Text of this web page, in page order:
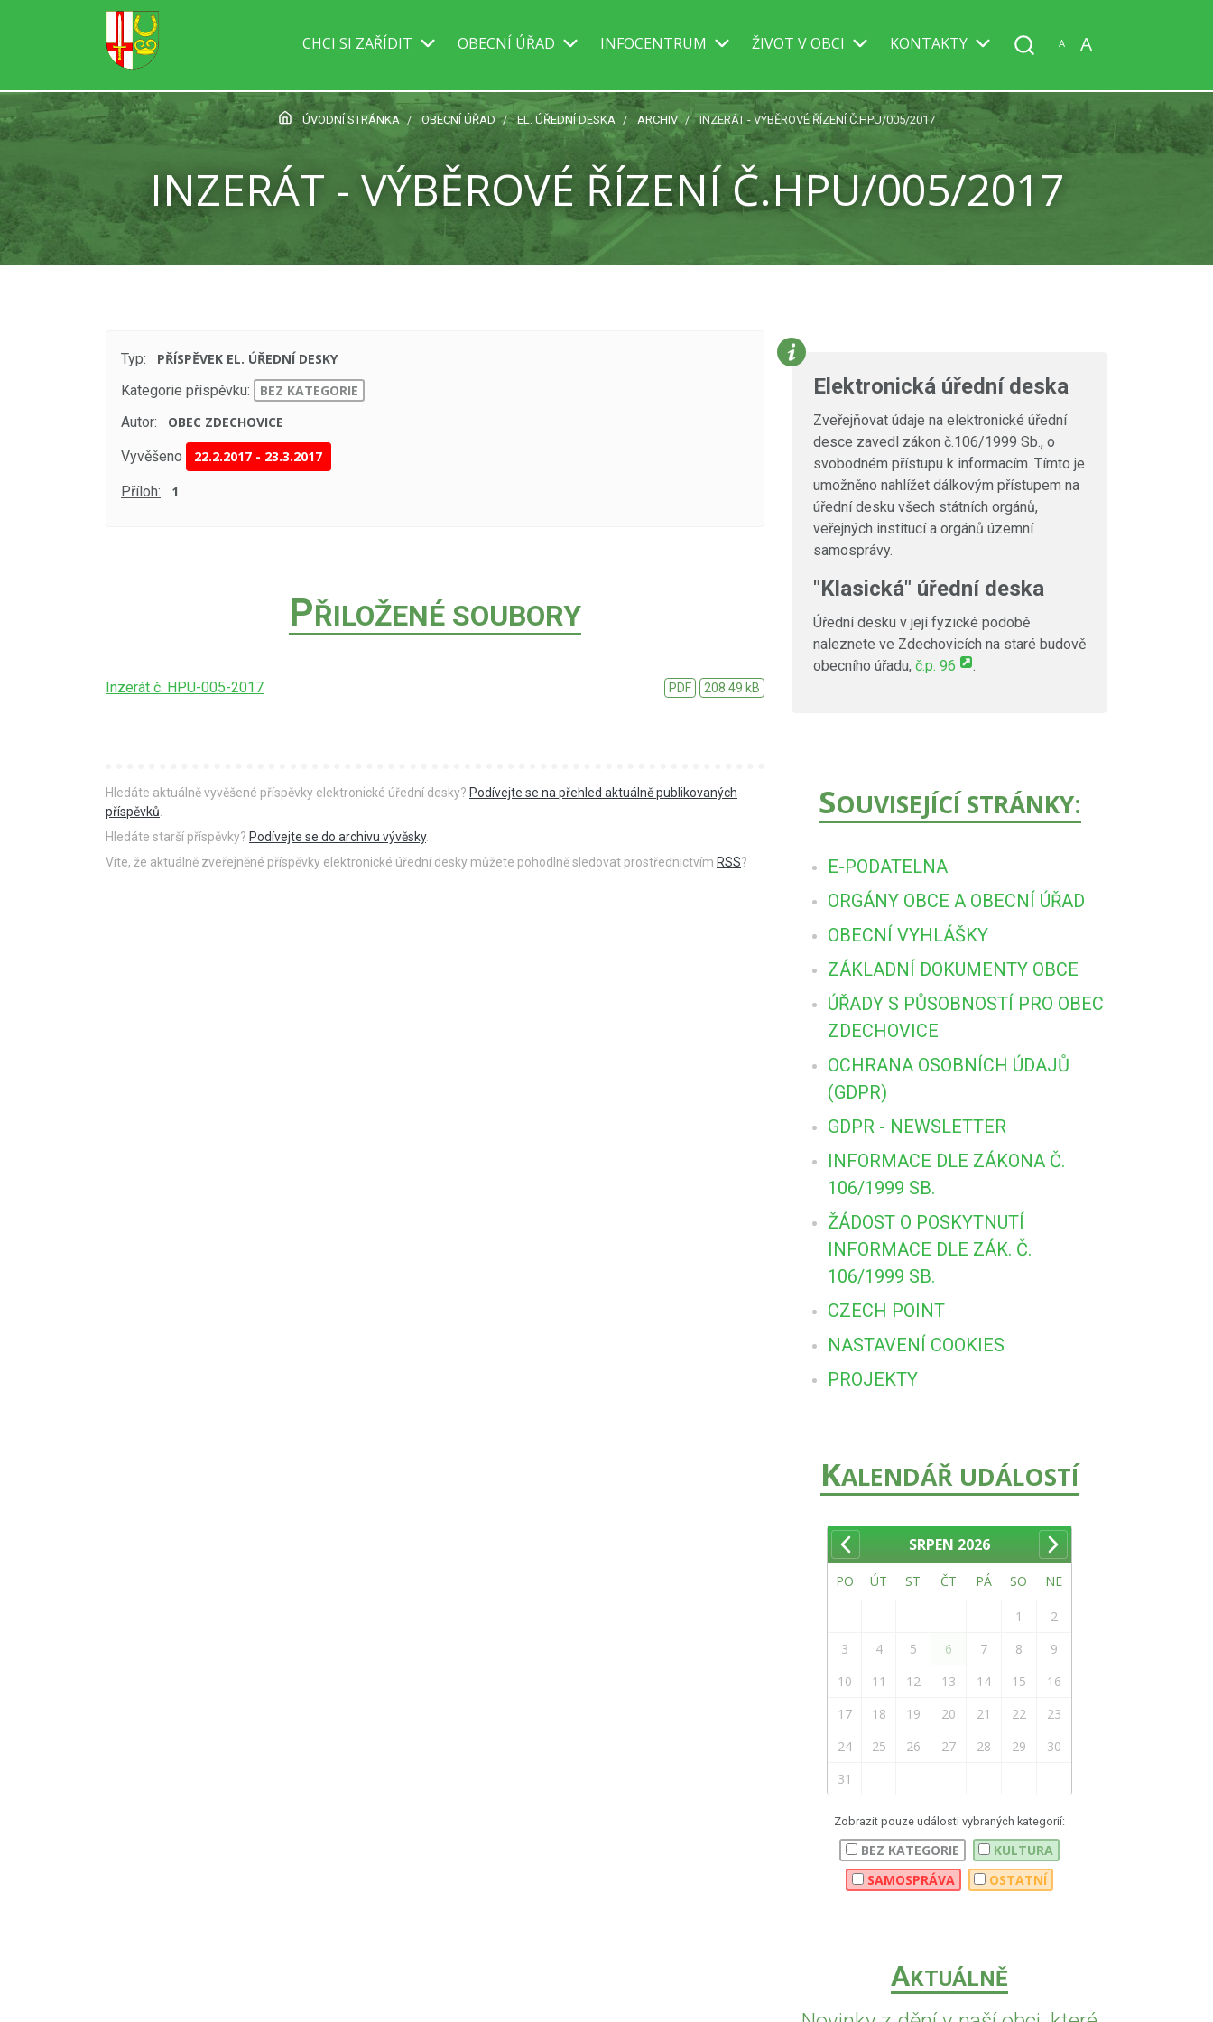
CHCI SI ZAŘÍDIT OBECNÍ ÚŘAD INFOCENTRUM ŽIVOT V OBCI KONTAKTY A A
ÚVODNÍ STRÁNKA OBECNÍ ÚŘAD EL. ÚŘEDNÍ DESKA ARCHIV INZERÁT - VÝBĚROVÉ ŘÍZENÍ Č.HPU/005/2017
INZERÁT - VÝBĚROVÉ ŘÍZENÍ Č.HPU/005/2017
Typ:
PŘÍSPĚVEK EL. ÚŘEDNÍ DESKY
Kategorie příspěvku:
BEZ KATEGORIE
Autor:
OBEC ZDECHOVICE
Vyvěšeno 22.2.2017 - 23.3.2017
Příloh: 1
PŘILOŽENÉ SOUBORY
Inzerát č. HPU-005-2017 PDF 208.49 kB
Hledáte aktuálně vyvěšené příspěvky elektronické úřední desky? Podívejte se na přehled aktuálně publikovaných
příspěvků
Hledáte starší příspěvky? Podívejte se do archivu vývěsky.
Víte, že aktuálně zveřejněné příspěvky elektronické úřední desky můžete pohodlně sledovat prostřednictvím RSS?
Elektronická úřední deska
Zveřejňovat údaje na elektronické úřední
desce zavedl zákon č.106/1999 Sb., o
svobodném přístupu k informacím. Tímto je
umožněno nahlížet dálkovým přístupem na
úřední desku všech státních orgánů,
veřejných institucí a orgánů územní
samosprávy.
"Klasická" úřední deska
Úřední desku v její fyzické podobě
naleznete ve Zdechovicích na staré budově
obecního úřadu, č.p. 96 .
SOUVISEJÍCÍ STRÁNKY:
E-PODATELNA
ORGÁNY OBCE A OBECNÍ ÚŘAD
OBECNÍ VYHLÁŠKY
ZÁKLADNÍ DOKUMENTY OBCE
ÚŘADY S PŮSOBNOSTÍ PRO OBEC
ZDECHOVICE
OCHRANA OSOBNÍCH ÚDAJŮ
(GDPR)
GDPR - NEWSLETTER
INFORMACE DLE ZÁKONA Č.
106/1999 SB.
ŽÁDOST O POSKYTNUTÍ
INFORMACE DLE ZÁK. Č.
106/1999 SB.
CZECH POINT
NASTAVENÍ COOKIES
PROJEKTY
KALENDÁŘ UDÁLOSTÍ
SRPEN 2026
PO ÚT ST ČT PÁ SO NE
1
2
3
4 5 6 7 8
9
10
11 12 13 14 15
16
17
18 19 20 21 22
23
24
25 26 27 28 29
30
31
Zobrazit pouze události vybraných kategorií:
BEZ KATEGORIE
KULTURA
SAMOSPRÁVA
OSTATNÍ
AKTUÁLNĚ